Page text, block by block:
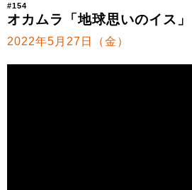
#154
オカムラ「地球思いのイス」
2022年5月27日（金）